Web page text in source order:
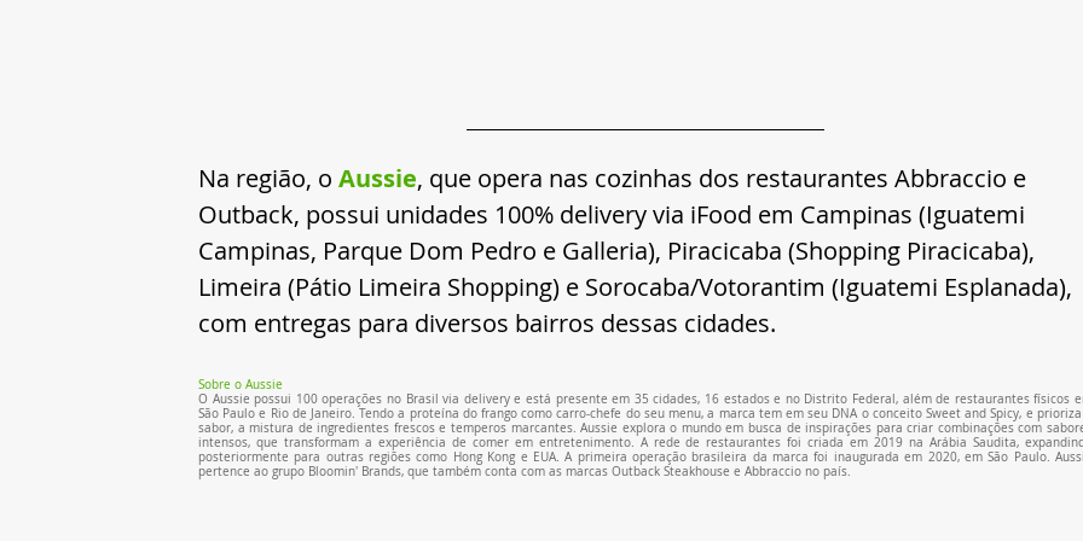
Na região, o Aussie, que opera nas cozinhas dos restaurantes Abbraccio e
Outback, possui unidades 100% delivery via iFood em Campinas (Iguatemi
Campinas, Parque Dom Pedro e Galleria), Piracicaba (Shopping Piracicaba),
Limeira (Pátio Limeira Shopping) e Sorocaba/Votorantim (Iguatemi Esplanada),
com entregas para diversos bairros dessas cidades.
Sobre o Aussie
O Aussie possui 100 operações no Brasil via delivery e está presente em 35 cidades, 16 estados e no Distrito Federal, além de restaurantes físicos
São Paulo e Rio de Janeiro. Tendo a proteína do frango como carro-chefe do seu menu, a marca tem em seu DNA o conceito Sweet and Spicy, e
sabor, a mistura de ingredientes frescos e temperos marcantes. Aussie explora o mundo em busca de inspirações para criar combinações com
intensos, que transformam a experiência de comer em entretenimento. A rede de restaurantes foi criada em 2019 na Arábia Saudita,
posteriormente para outras regiões como Hong Kong e EUA. A primeira operação brasileira da marca foi inaugurada em 2020, em São Paulo.
pertence ao grupo Bloomin' Brands, que também conta com as marcas Outback Steakhouse e Abbraccio no país.